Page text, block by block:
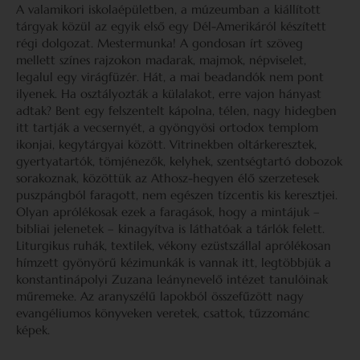
A valamikori iskolaépületben, a múzeumban a kiállított
tárgyak közül az egyik első egy Dél-Amerikáról készített
régi dolgozat. Mestermunka! A gondosan írt szöveg
mellett színes rajzokon madarak, majmok, népviselet,
legalul egy virágfüzér. Hát, a mai beadandók nem pont
ilyenek. Ha osztályozták a külalakot, erre vajon hányast
adtak? Bent egy felszentelt kápolna, télen, nagy hidegben
itt tartják a vecsernyét, a gyöngyösi ortodox templom
ikonjai, kegytárgyai között. Vitrinekben oltárkeresztek,
gyertyatartók, tömjénezők, kelyhek, szentségtartó dobozok
sorakoznak, közöttük az Athosz-hegyen élő szerzetesek
puszpángból faragott, nem egészen tízcentis kis keresztjei.
Olyan aprólékosak ezek a faragások, hogy a mintájuk –
bibliai jelenetek – kinagyítva is láthatóak a tárlók felett.
Liturgikus ruhák, textilek, vékony ezüstszállal aprólékosan
hímzett gyönyörű kézimunkák is vannak itt, legtöbbjük a
konstantinápolyi Zuzana leánynevelő intézet tanulóinak
műremeke. Az aranyszélű lapokból összefűzött nagy
evangéliumos könyveken veretek, csattok, tűzzománc
képek.